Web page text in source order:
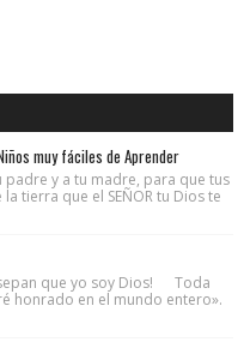
muy fáciles de Aprender
padre y a tu madre, para que tus
tierra que el SEÑOR tu Dios te
que yo soy Dios! Toda
honrado en el mundo entero».